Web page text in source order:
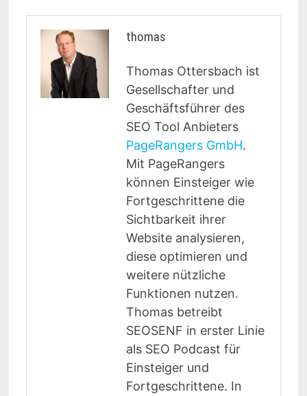
thomas
Thomas Ottersbach ist
Gesellschafter und
Geschäftsführer des
SEO Tool Anbieters
PageRangers GmbH.
Mit PageRangers
können Einsteiger wie
Fortgeschrittene die
Sichtbarkeit ihrer
Website analysieren,
diese optimieren und
weitere nützliche
Funktionen nutzen.
Thomas betreibt
SEOSENF in erster Linie
als SEO Podcast für
Einsteiger und
Fortgeschrittene. In